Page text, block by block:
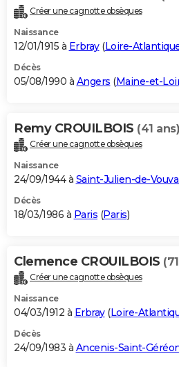
Créer une cagnotte obsèques
Naissance
12/01/1915 à Erbray(Loire-
Décès
05/08/1990 à Angers (Maine-et-
Remy CROUILBOIS (41 ans)
Créer une cagnotte obsèques
Naissance
24/09/1944 à Saint-Julien-de-
Décès
18/03/1986 à Paris (Paris)
Clemence CROUILBOIS
Créer une cagnotte obsèques
Naissance
04/03/1912 à Erbray(Loire-
Décès
24/09/1983 à Ancenis-Saint-